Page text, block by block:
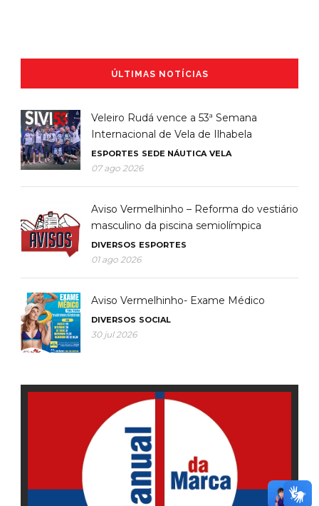
ÚLTIMAS NOTÍCIAS
Veleiro Rudá vence a 53ª Semana
Internacional de Vela de Ilhabela
ESPORTES SEDE NÁUTICA VELA
07 ago 2026
Aviso Vermelhinho – Reforma do vestiário
masculino da piscina semiolímpica
DIVERSOS ESPORTES
01 ago 2026
Aviso Vermelhinho- Exame Médico
DIVERSOS SOCIAL
30 jul 2026